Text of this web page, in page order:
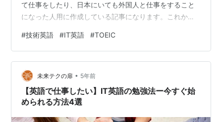
て仕事をしたり、日本にいても外国人と仕事をすること
になった人用に作成している記事になります。これから
Illustratorを使ったことがない人でも、知識を一緒に増や
して学べるように日本語の意味の解説もあるので、みて
くださいね！毎日3つずつでも継続すると1カ月、2カ月と
差は大きく出てきますので、一緒に継続して勉強できれ
ば幸いです:D IT英語 (5)：グラフィックデ…
#技術英語 #IT英語 #TOEIC
未来テクの扉 • 5年前
【英語で仕事したい】IT英語の勉強法ー今すぐ始
められる方法4選